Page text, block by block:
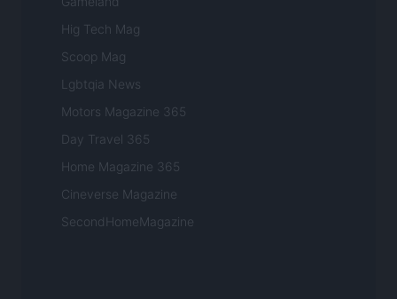
Hig Tech Mag
Scoop Mag
Lgbtqia News
Motors Magazine 365
Day Travel 365
Home Magazine 365
Cineverse Magazine
SecondHomeMagazine